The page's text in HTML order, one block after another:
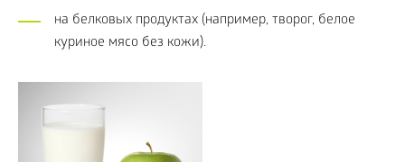
на белковых продуктах (например, творог, белое
куриное мясо без кожи).